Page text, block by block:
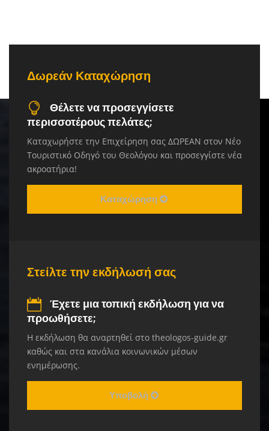
Δωρεάν Καταχώρηση
Θέλετε να προσεγγίσετε
περισσοτέρους πελάτες;
Καταχωρήστε την Επιχείρηση σας ΔΩΡΕΑΝ στον Νέο
Τουριστικό Οδηγό του Θεολόγου και προσεγγίστε νέα
ακροατήρια!
Καταχώρηση
Στείλτε την εκδήλωσή σας
Έχετε μια τοπική εκδήλωση για να
προωθήσετε;
Η εκδήλωση θα αναρτηθεί στο theologos-guide.gr
καθώς και στα κανάλια κοινωνικών μέσων
ενημέρωσης.
Υποβολή